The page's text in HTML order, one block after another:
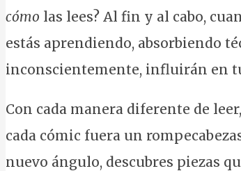
cómo las lees? Al fin y al cabo,
estás aprendiendo, absorbiendo
inconscientemente, influirán en
Con cada manera diferente de
cada cómic fuera un
nuevo ángulo, descubres piezas